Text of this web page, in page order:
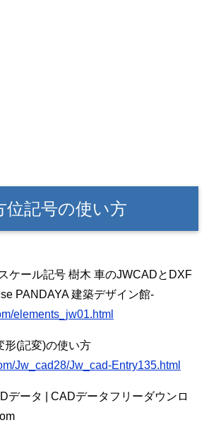
位記号の使い方
ケール記号 樹木 車のJWCADとDXF
PANDAYA 建築デザイン館-
elements_jw01.html
(記変)の使い方
Jw_cad28/Jw_cad-Entry135.html
データ | CADデータフリーダウンロ